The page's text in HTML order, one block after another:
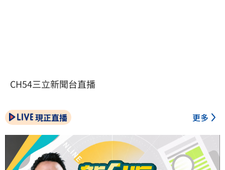
CH54三立新聞台直播
現正直播 更多